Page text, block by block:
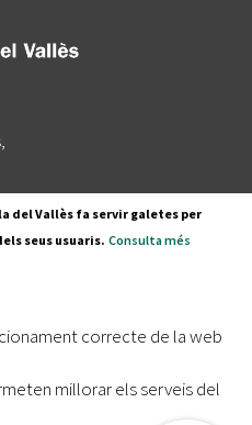
de dades
del Vallès fa servir galetes per
seus usuaris. Consulta més
correcte de la web
millorar els serveis del